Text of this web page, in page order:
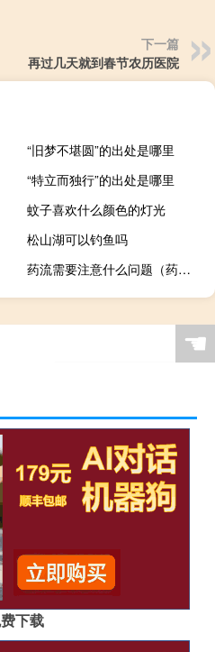
下一篇
再过几天就到春节农历医院
“旧梦不堪圆”的出处是哪里
“特立而独行”的出处是哪里
蚊子喜欢什么颜色的灯光
松山湖可以钓鱼吗
药流需要注意什么问题（药流需要注意些什么）
☚
下载